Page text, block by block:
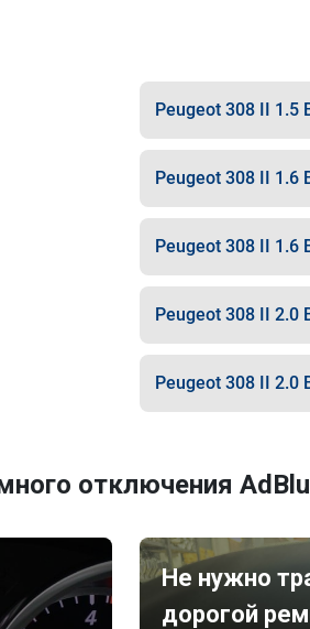
Peugeot 308 II 1.5
Peugeot 308 II 1.6
Peugeot 308 II 1.6
Peugeot 308 II 2.0
Peugeot 308 II 2.0
отключения
Не нужно
дорогой